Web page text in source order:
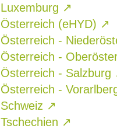
Luxemburg ↗
Österreich (eHYD) ↗
Österreich -
Österreich -
Österreich - Salzburg
Österreich -
Schweiz ↗
Tschechien ↗